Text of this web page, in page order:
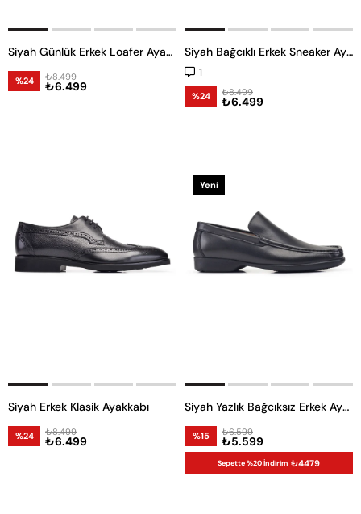
Siyah Günlük Erkek Loafer Ayakkabı
%24 ₺6.499
₺8.499
Siyah Bağcıklı Erkek Sneaker Ayakkabı
1
%24 ₺6.499
₺8.499
Siyah Erkek Klasik Ayakkabı
%24 ₺6.499
₺8.499
Siyah Yazlık Bağcıksız Erkek Ayakkabı
%15 ₺5.599
₺6.599
Yeni
Sepette %20 İndirim ₺4479